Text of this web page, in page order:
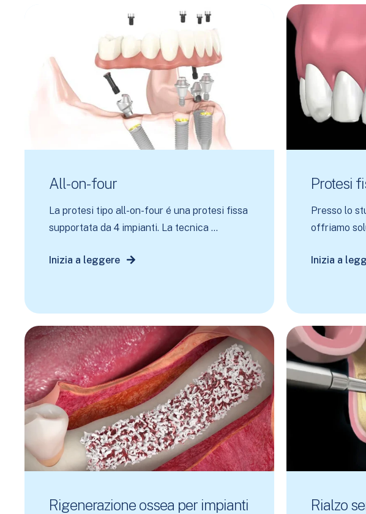
All-on-four
La protesi tipo all-on-four é una protesi fissa
supportata da 4 impianti. La tecnica ...
Inizia a leggere
Protesi
Presso lo
offriamo
Inizia a
Rigenerazione ossea per impianti Rialzo